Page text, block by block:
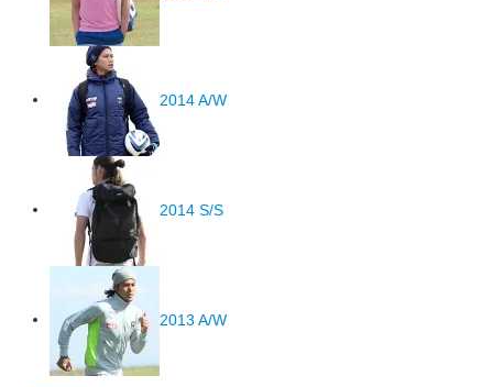
2014 A/W
2014 S/S
2013 A/W